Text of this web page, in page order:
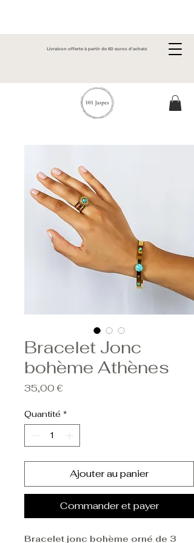
Livraison offerte à partir de 60 euros d'achats
Bracelet Jonc
bohème Athènes
35,00 €Prix
Quantité *
Ajouter au panier
Commander et payer
Bracelet jonc bohème orné de 3